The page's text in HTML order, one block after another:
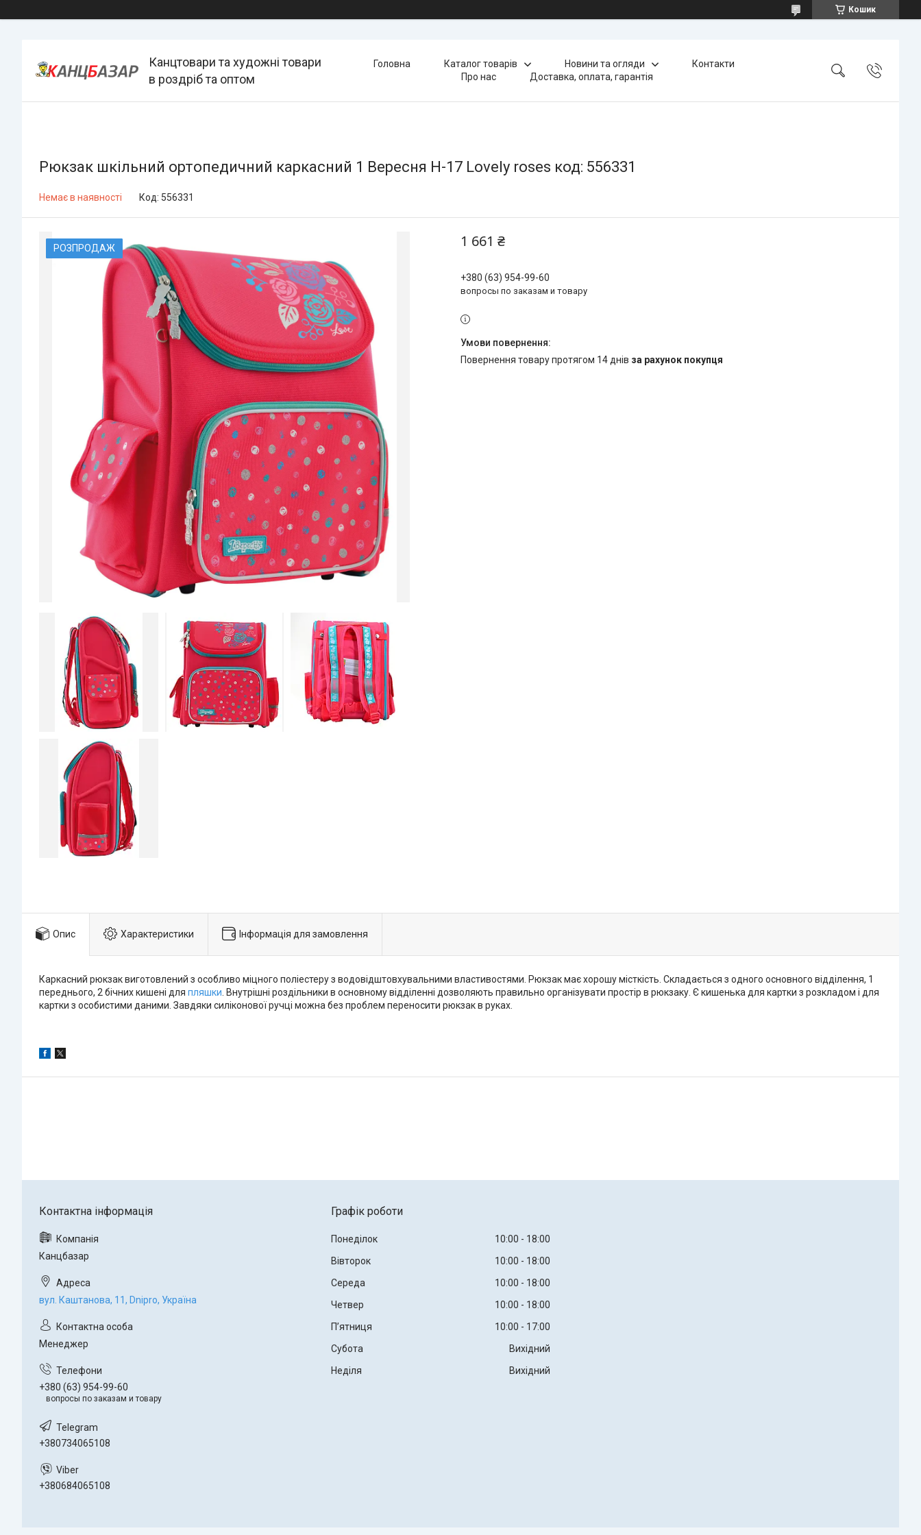
Кошик
Канцтовари та художні товари
в роздріб та оптом
Головна Каталог товарів Новини та огляди
Контакти
Про нас
Доставка, оплата, гарантія
Рюкзак шкільний ортопедичний каркасний 1 Вересня H-17 Lovely roses код: 556331
Немає в наявності Код: 556331
РОЗПРОДАЖ 1 661 ₴
+380 (63) 954-99-60
вопросы по заказам и товару
повернення товару протягом 14 днів за рахунок покупця
Опис Характеристики Інформація для замовлення
Каркасний рюкзак виготовлений з особливо міцного поліестеру з водовідштовхувальними властивостями. Рюкзак має хорошу місткість. Складається з одного основного відділення, 1
переднього, 2 бічних кишені для пляшки . Внутрішні роздільники в основному відділенні дозволяють правильно організувати простір в рюкзаку. Є кишенька для картки з розкладом і для
картки з особистими даними. Завдяки силіконової ручці можна без проблем переносити рюкзак в руках.
Канцбазар
вул. Каштанова, 11, Dnipro, Україна
Менеджер
+380 (63) 954-99-60
вопросы по заказам и товару
+380734065108
+380684065108
Графік роботи
Понеділок 10:00
18:00
Вівторок
10:00
18:00
Середа
10:00
18:00
Четвер
10:00
18:00
Пʼятниця
10:00
17:00
Субота
Вихідний
Неділя
Вихідний